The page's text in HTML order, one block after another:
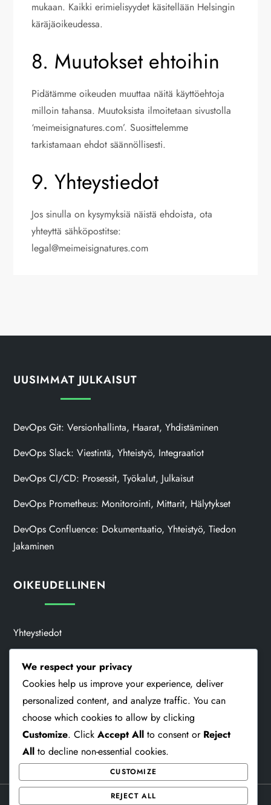
mukaan. Kaikki erimielisyydet käsitellään Helsingin
käräjäoikeudessa.
8. Muutokset ehtoihin
Pidätämme oikeuden muuttaa näitä käyttöehtoja
milloin tahansa. Muutoksista ilmoitetaan sivustolla
‘meimeisignatures.com’. Suosittelemme
tarkistamaan ehdot säännöllisesti.
9. Yhteystiedot
Jos sinulla on kysymyksiä näistä ehdoista, ota
yhteyttä sähköpostitse:
legal@meimeisignatures.com
UUSIMMAT JULKAISUT
DevOps Git: Versionhallinta, Haarat, Yhdistäminen
DevOps Slack: Viestintä, Yhteistyö, Integraatiot
DevOps CI/CD: Prosessit, Työkalut, Julkaisut
DevOps Prometheus: Monitorointi, Mittarit, Hälytykset
DevOps Confluence: Dokumentaatio, Yhteistyö, Tiedon
Jakaminen
OIKEUDELLINEN
Yhteystiedot
Meidän Tarinamme
Palveluehdot
Yksityisyytesi
Theme Memorial Blog byKantipur Themes
We respect your privacy
Cookies help us improve your experience, deliver
personalized content, and analyze traffic. You can
choose which cookies to allow by clicking
Customize. Click Accept All to consent or Reject
All to decline non-essential cookies.
CUSTOMIZE
REJECT ALL